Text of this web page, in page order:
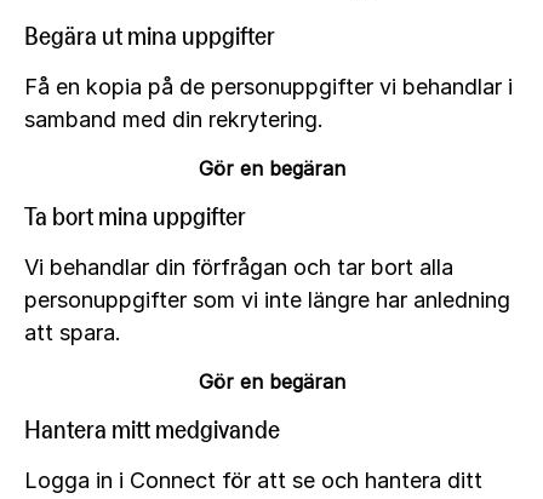
Begära ut mina uppgifter
Få en kopia på de personuppgifter vi behandlar i
samband med din rekrytering.
Gör en begäran
Ta bort mina uppgifter
Vi behandlar din förfrågan och tar bort alla
personuppgifter som vi inte längre har anledning
att spara.
Gör en begäran
Hantera mitt medgivande
Logga in i Connect för att se och hantera ditt